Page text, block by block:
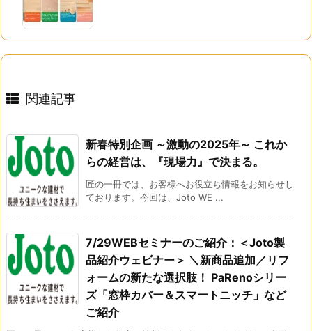
関連記事
新春特別企画 ～激動の2025年～ これか
らの経営は、『現場力』で決まる。
匠の一冊では、お客様へお役立ち情報をお知らせし
ております。今回は、Joto WE ...
7/29WEBセミナーのご紹介：＜Joto製
品紹介ウェビナー＞ ＼新商品追加／リフ
ォームの新たな選択肢！ PaRenoシリー
ズ「窓枠カバー＆スマートニッチ」など
ご紹介